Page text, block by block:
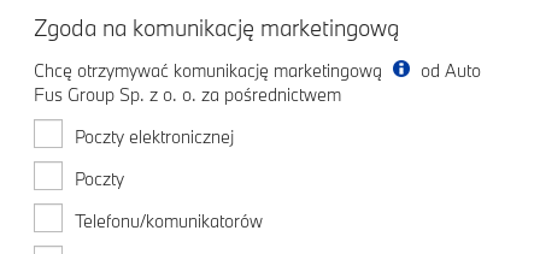
Zgoda na komunikację marketingową
Chcę otrzymywać komunikację marketingową
od Auto
Fus Group Sp. z o. o. za pośrednictwem
Poczty elektronicznej
Poczty
Telefonu/komunikatorów